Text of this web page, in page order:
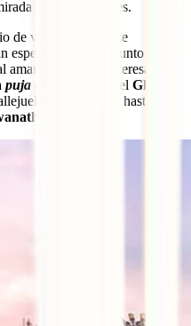
de sus familiares.
de viaje por India, te
especial paseando junto al
amanecer es más interesante),
puja al atardecer en el Ghat
de la ciudad hasta dar